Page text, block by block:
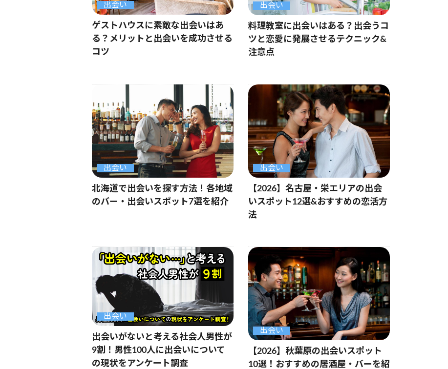
出会い
ゲストハウスに素敵な出会いはあ
る？メリットと出会いを成功させる
コツ
出会い
料理教室に出会いはある？出会うコ
ツと恋愛に発展させるテクニック&
注意点
出会い
北海道で出会いを探す方法！各地域
のバー・出会いスポット7選を紹介
出会い
【2026】名古屋・栄エリアの出会
いスポット12選&おすすめの恋活方
法
出会い
出会いがないと考える社会人男性が
9割！男性100人に出会いについて
の現状をアンケート調査
出会い
【2026】秋葉原の出会いスポット
10選！おすすめの居酒屋・バーを紹